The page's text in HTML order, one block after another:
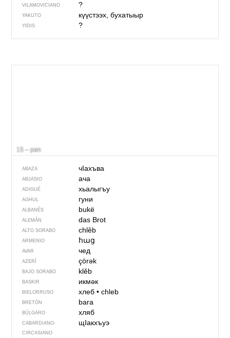
VILAMOVICIANO ?
YAKUTO күүстээх, бухатыыр
YIDIS ?
15 – pan
ABAZA чIахъва
ABJASIO ача
ADIGUÉ хьалыгъу
AGHUL гуни
ALBANÉS bukë
ALEMÁN das Brot
ALTO SORABO chlěb
ARMENIO հաց
AVAR чед
AZERÍ çörək
BAJO SORABO klěb
BASKIR икмәк
BIELORRUSO хлеб• chleb
BRETÓN bara
BÚLGARO хляб
CABARDIANO-
CIRCASIANO
щIакхъуэ